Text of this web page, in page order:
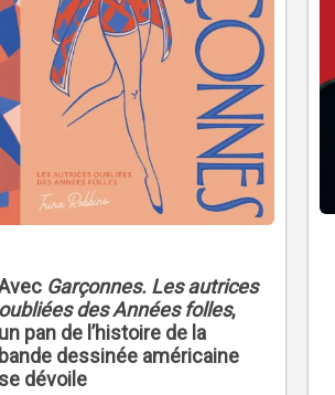
Garçonnes. Les autrices
des Années folles,
pan de l’histoire de la
dessinée américaine
dévoile